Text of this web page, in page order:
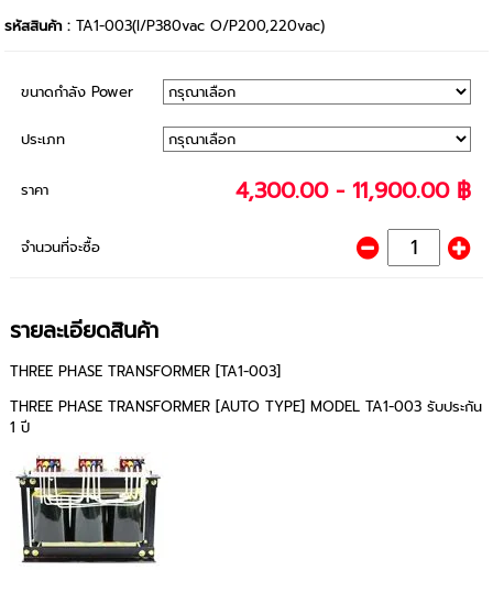
รหัสสินค้า :TA1-003(I/P380vac O/P200,220vac)
ขนาดกำลัง Power
ประเภท
ราคา 4,300.00 - 11,900.00 ฿
จำนวนที่จะซื้อ
รายละเอียดสินค้า
THREE PHASE TRANSFORMER [TA1-003]
THREE PHASE TRANSFORMER [AUTO TYPE] MODEL TA1-003 รับประกัน
1 ปี